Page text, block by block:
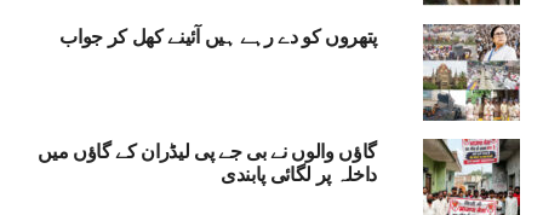
UP
میں آنے والا ہے سب سے بڑا اقتصادی
اور نریندر پر نہیں پڑے گا اثر، عام
ہوگا شکار، راہل گاندھی کا اندیشہ
DON'T MISS
پنجاب چنائو کو لیکر پنجاب کے مسلمانوں کی بڑی سیاسی
میٹنگ مطالبات پورے نہ ہونے پر عام آدمی پارٹی کے بائیکاٹ
کا اعلان:ایڈووکیٹ نعیم خان
پتھروں کو دے رہے ہیں آئینے کھل کر جواب
گاؤں والوں نے بی جے پی لیڈران کے گاؤں میں
داخلہ پر لگائی پابندی